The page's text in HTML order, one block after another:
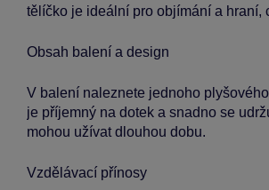
tělíčko je ideální pro objímání a hraní,
Obsah balení a design
V balení naleznete jednoho
je příjemný na dotek a snadno se
mohou užívat dlouhou dobu.
Vzdělávací přínosy